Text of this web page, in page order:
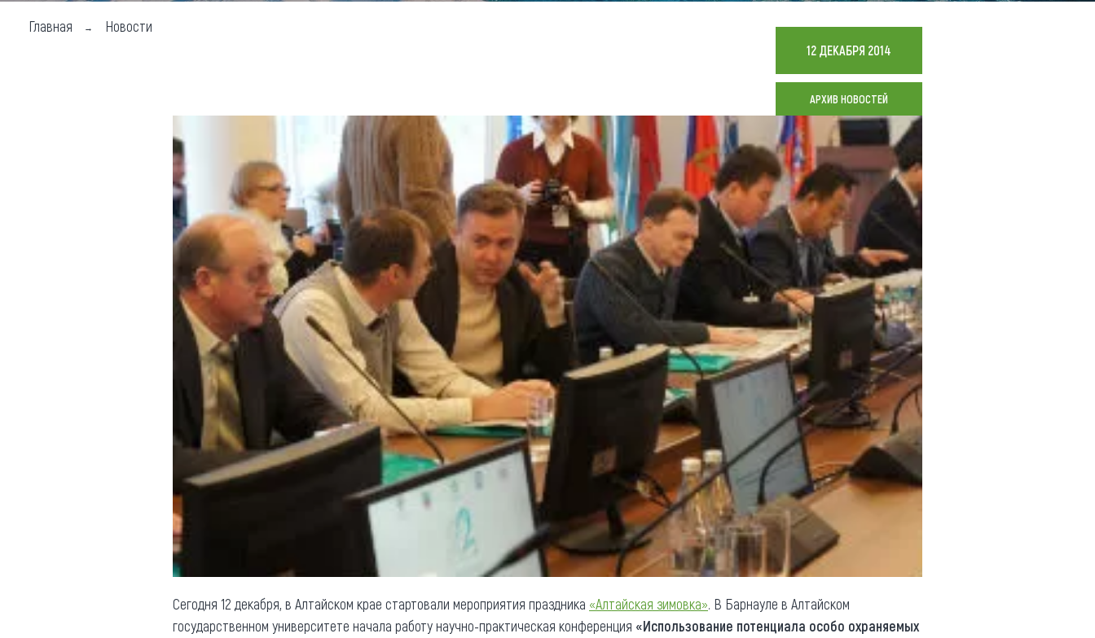
Мотели, придорожные отели
Придорожные кафе
Новости
Что привезти (сувениры)
Общая информация
Как добраться
Люди, прославившие Алтай
Карты и буклеты
Коллекция впечатлений
Блог путешественника
Видеогалерея
Фотогалерея
Другие рубрики
Реестр туроператоров
агентств Алтайского края
Обращения граждан
Противодействие коррупции
Главная Новости
12 ДЕКАБРЯ 2014
АРХИВ НОВОСТЕЙ
Сегодня 12 декабря, в Алтайском крае стартовали мероприятия праздника «Алтайская зимовка». В Барнауле в Алтайском
государственном университете начала работу научно-практическая конференция «Использование потенциала особо охраняемых